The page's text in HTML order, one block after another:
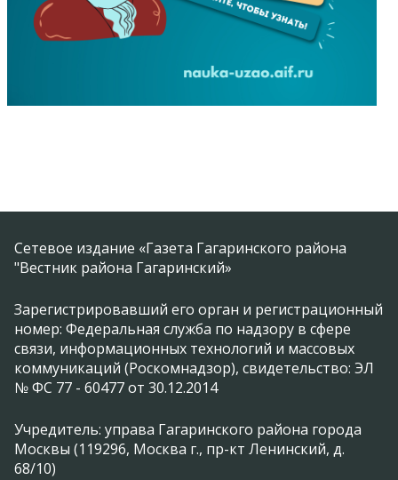
Сетевое издание «Газета Гагаринского района
"Вестник района Гагаринский»
Зарегистрировавший его орган и регистрационный
номер: Федеральная служба по надзору в сфере
связи, информационных технологий и массовых
коммуникаций (Роскомнадзор), свидетельство: ЭЛ
№ ФС 77 - 60477 от 30.12.2014
Учредитель: управа Гагаринского района города
Москвы (119296, Москва г., пр-кт Ленинский, д.
68/10)